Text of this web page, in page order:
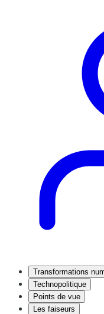
Transformations
Technopolitique
Points de vue
Les faiseurs